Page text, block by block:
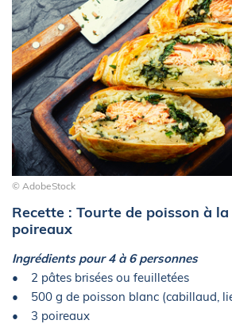
© AdobeStock
Recette : Tourte de poisson à
poireaux
Ingrédients pour 4 à 6 personnes
• 2 pâtes brisées ou feuilletées
• 500 g de poisson blanc (cabillaud,
• 3 poireaux